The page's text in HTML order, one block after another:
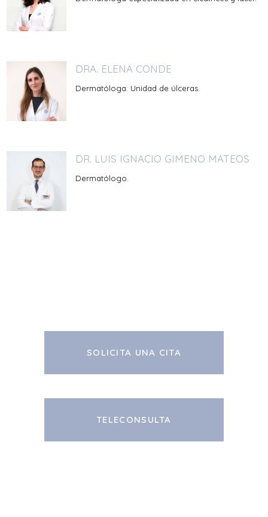
DRA. ELENA CONDE
Dermatóloga. Unidad de úlceras.
DR. LUIS IGNACIO GIMENO MATEOS
Dermatólogo.
SOLICITA UNA CITA
TELECONSULTA